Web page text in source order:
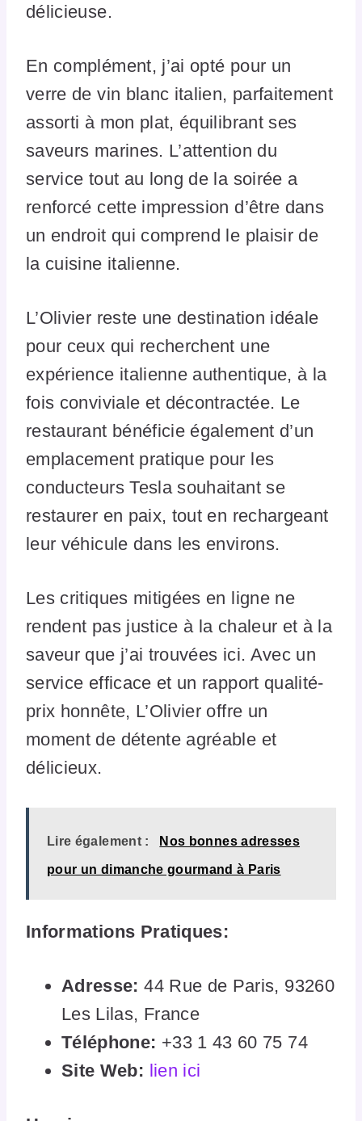
délicieuse.
En complément, j’ai opté pour un
verre de vin blanc italien, parfaitement
assorti à mon plat, équilibrant ses
saveurs marines. L’attention du
service tout au long de la soirée a
renforcé cette impression d’être dans
un endroit qui comprend le plaisir de
la cuisine italienne.
L’Olivier reste une destination idéale
pour ceux qui recherchent une
expérience italienne authentique, à la
fois conviviale et décontractée. Le
restaurant bénéficie également d’un
emplacement pratique pour les
conducteurs Tesla souhaitant se
restaurer en paix, tout en rechargeant
leur véhicule dans les environs.
Les critiques mitigées en ligne ne
rendent pas justice à la chaleur et à la
saveur que j’ai trouvées ici. Avec un
service efficace et un rapport qualité-
prix honnête, L’Olivier offre un
moment de détente agréable et
délicieux.
Lire également : Nos bonnes adresses
pour un dimanche gourmand à Paris
Informations Pratiques:
Adresse: 44 Rue de Paris, 93260
Les Lilas, France
Téléphone: +33 1 43 60 75 74
Site Web: lien ici